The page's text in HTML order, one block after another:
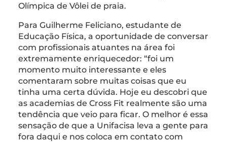
Olímpica de Vôlei de praia.
Para Guilherme Feliciano, estudante de
Educação Física, a oportunidade de conversar
com profissionais atuantes na área foi
extremamente enriquecedor: “foi um
momento muito interessante e eles
comentaram sobre muitas coisas que eu
tinha uma certa dúvida. Hoje eu descobri que
as academias de Cross Fit realmente são uma
tendência que veio para ficar. O melhor é essa
sensação de que a Unifacisa leva a gente para
fora daqui e nos coloca em contato com